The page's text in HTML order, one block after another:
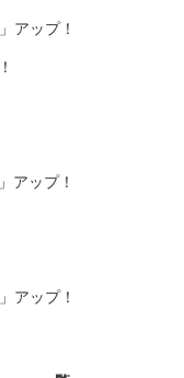
アップ！
アップ！
アップ！